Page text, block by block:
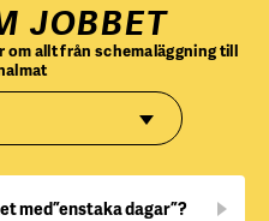
JOBBET
allt från schemaläggning till
med ”enstaka dagar”?